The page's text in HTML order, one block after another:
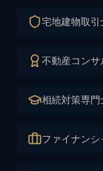
宅地建物取引
不動産コン
相続対策専門
ファイナン